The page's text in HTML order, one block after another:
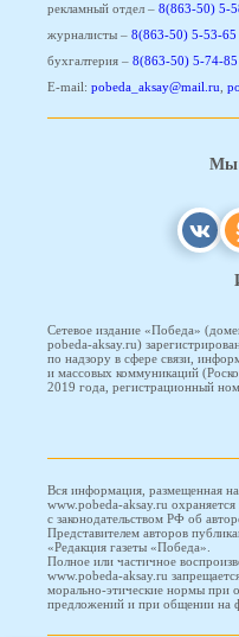
рекламный отдел – 8(863-50) 5-
журналисты – 8(863-50) 5-53-65
бухгалтерия – 8(863-50) 5-74-85
E-mail: pobeda_aksay@mail.ru,
Мы
Сетевое издание «Победа»
pobeda-aksay.ru)
по надзору в сфере связи,
и массовых коммуникаций
2019 года, регистрационный
Вся информация, размещенная на
www.pobeda-aksay.ru охраняется
с законодательством РФ об
Представителем авторов
«Редакция газеты «Победа».
Полное или частичное
www.pobeda-aksay.ru
морально-этические нормы при
предложений и при общении на